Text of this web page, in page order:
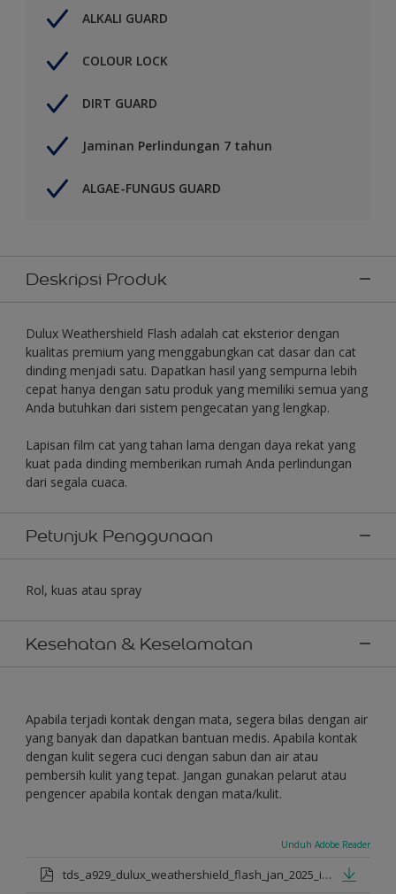
ALKALI GUARD
COLOUR LOCK
DIRT GUARD
Jaminan Perlindungan 7 tahun
ALGAE-FUNGUS GUARD
Deskripsi Produk
Dulux Weathershield Flash adalah cat eksterior dengan
kualitas premium yang menggabungkan cat dasar dan cat
dinding menjadi satu. Dapatkan hasil yang sempurna lebih
cepat hanya dengan satu produk yang memiliki semua yang
Anda butuhkan dari sistem pengecatan yang lengkap.
Lapisan film cat yang tahan lama dengan daya rekat yang
kuat pada dinding memberikan rumah Anda perlindungan
dari segala cuaca.
Petunjuk Penggunaan
Rol, kuas atau spray
Kesehatan & Keselamatan
Apabila terjadi kontak dengan mata, segera bilas dengan air
yang banyak dan dapatkan bantuan medis. Apabila kontak
dengan kulit segera cuci dengan sabun dan air atau
pembersih kulit yang tepat. Jangan gunakan pelarut atau
pengencer apabila kontak dengan mata/kulit.
Unduh Adobe Reader
tds_a929_dulux_weathershield_flash_jan_2025_id.pdf